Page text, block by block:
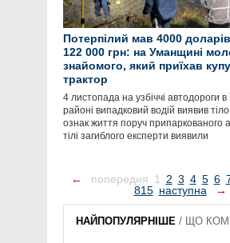
Потерпілий мав 4000
122 000 грн: на Уманщині
знайомого, який приїхав
трактор
4 листопада на узбіччі автодороги
районі випадковий водій виявив
ознак життя поруч припаркованого
тілі загиблого експерти виявили
← попередня 1 2 3 4 5 6
815 наступна →
НАЙПОПУЛЯРНІШЕ / ЩО